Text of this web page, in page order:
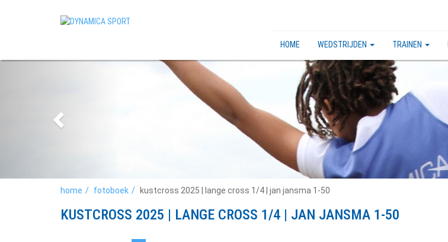
HOME WEDSTRIJDEN TRAINEN
home fotoboek kustcross 2025 | lange cross 1/4 | jan jansma 1-50
KUSTCROSS 2025 | LANGE CROSS 1/4 | JAN JANSMA 1-50